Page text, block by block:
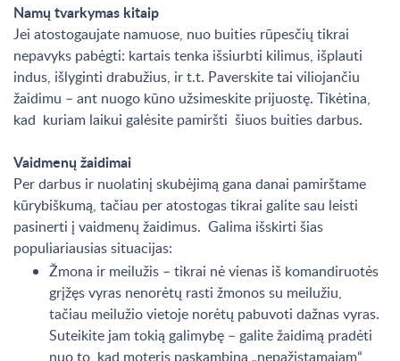
Namų tvarkymas kitaip
Jei atostogaujate namuose, nuo buities rūpesčių tikrai
nepavyks pabėgti: kartais tenka išsiurbti kilimus, išplauti
indus, išlyginti drabužius, ir t.t. Paverskite tai viliojančiu
žaidimu – ant nuogo kūno užsimeskite prijuostę. Tikėtina,
kad kuriam laikui galėsite pamiršti šiuos buities darbus.
Vaidmenų žaidimai
Per darbus ir nuolatinį skubėjimą gana danai pamirštame
kūrybiškumą, tačiau per atostogas tikrai galite sau leisti
pasinerti į vaidmenų žaidimus. Galima išskirti šias
populiariausias situacijas:
Žmona ir meilužis – tikrai nė vienas iš komandiruotės
grįžęs vyras nenorėtų rasti žmonos su meilužiu,
tačiau meilužio vietoje norėtų pabuvoti dažnas vyras.
Suteikite jam tokią galimybę – galite žaidimą pradėti
nuo to, kad moteris paskambina „nepažįstamajam“,